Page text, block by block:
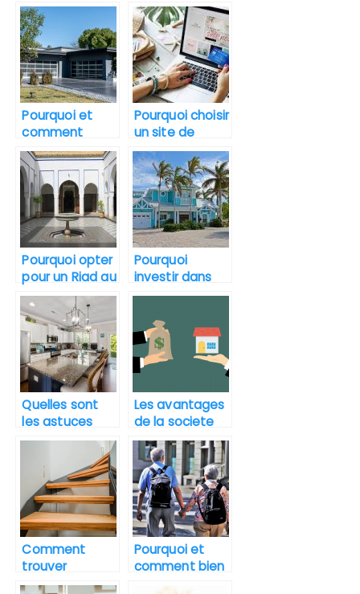
votre bien,
pourquoi
passer par là ?
apporter plus
de standing à
son
investissement
locatif
Pourquoi et
comment
effectuer un
diagnostic
immobilier ?
Pourquoi choisir
un site de
vente en ligne
pour l’achat
d’une maison ?
Pourquoi opter
pour un Riad au
Maroc ?
Pourquoi
investir dans
l’immobilier en
Quelles sont
les astuces
pour choisir un
programme
immobilier ?
Les avantages
de la societe
civile
immobiliere
Comment
trouver
facilement des
Pourquoi et
comment bien
choisir sa